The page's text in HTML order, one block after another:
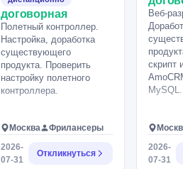
панель;
опыт
вроде
свет
было
всем
нибудь
Но я
любой
или
эффект
договорная
Полетный контроллер.
Настройка, доработка
существующего
продукта. Проверить
настройку полетного
контроллера.
Москва
Фрилансеры
2026-
07-31
Откликнуться
Веб-
скрипт
MySQL.
2026-
07-31